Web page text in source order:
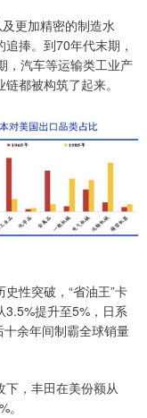
更加精密的制造水
捧。到70年代末期，
，汽车等运输类工业产
都被构筑了起来。
性突破，“省油王”卡
3.5%提升至5%，日系
余年间制霸全球销量
下，丰田在美份额从